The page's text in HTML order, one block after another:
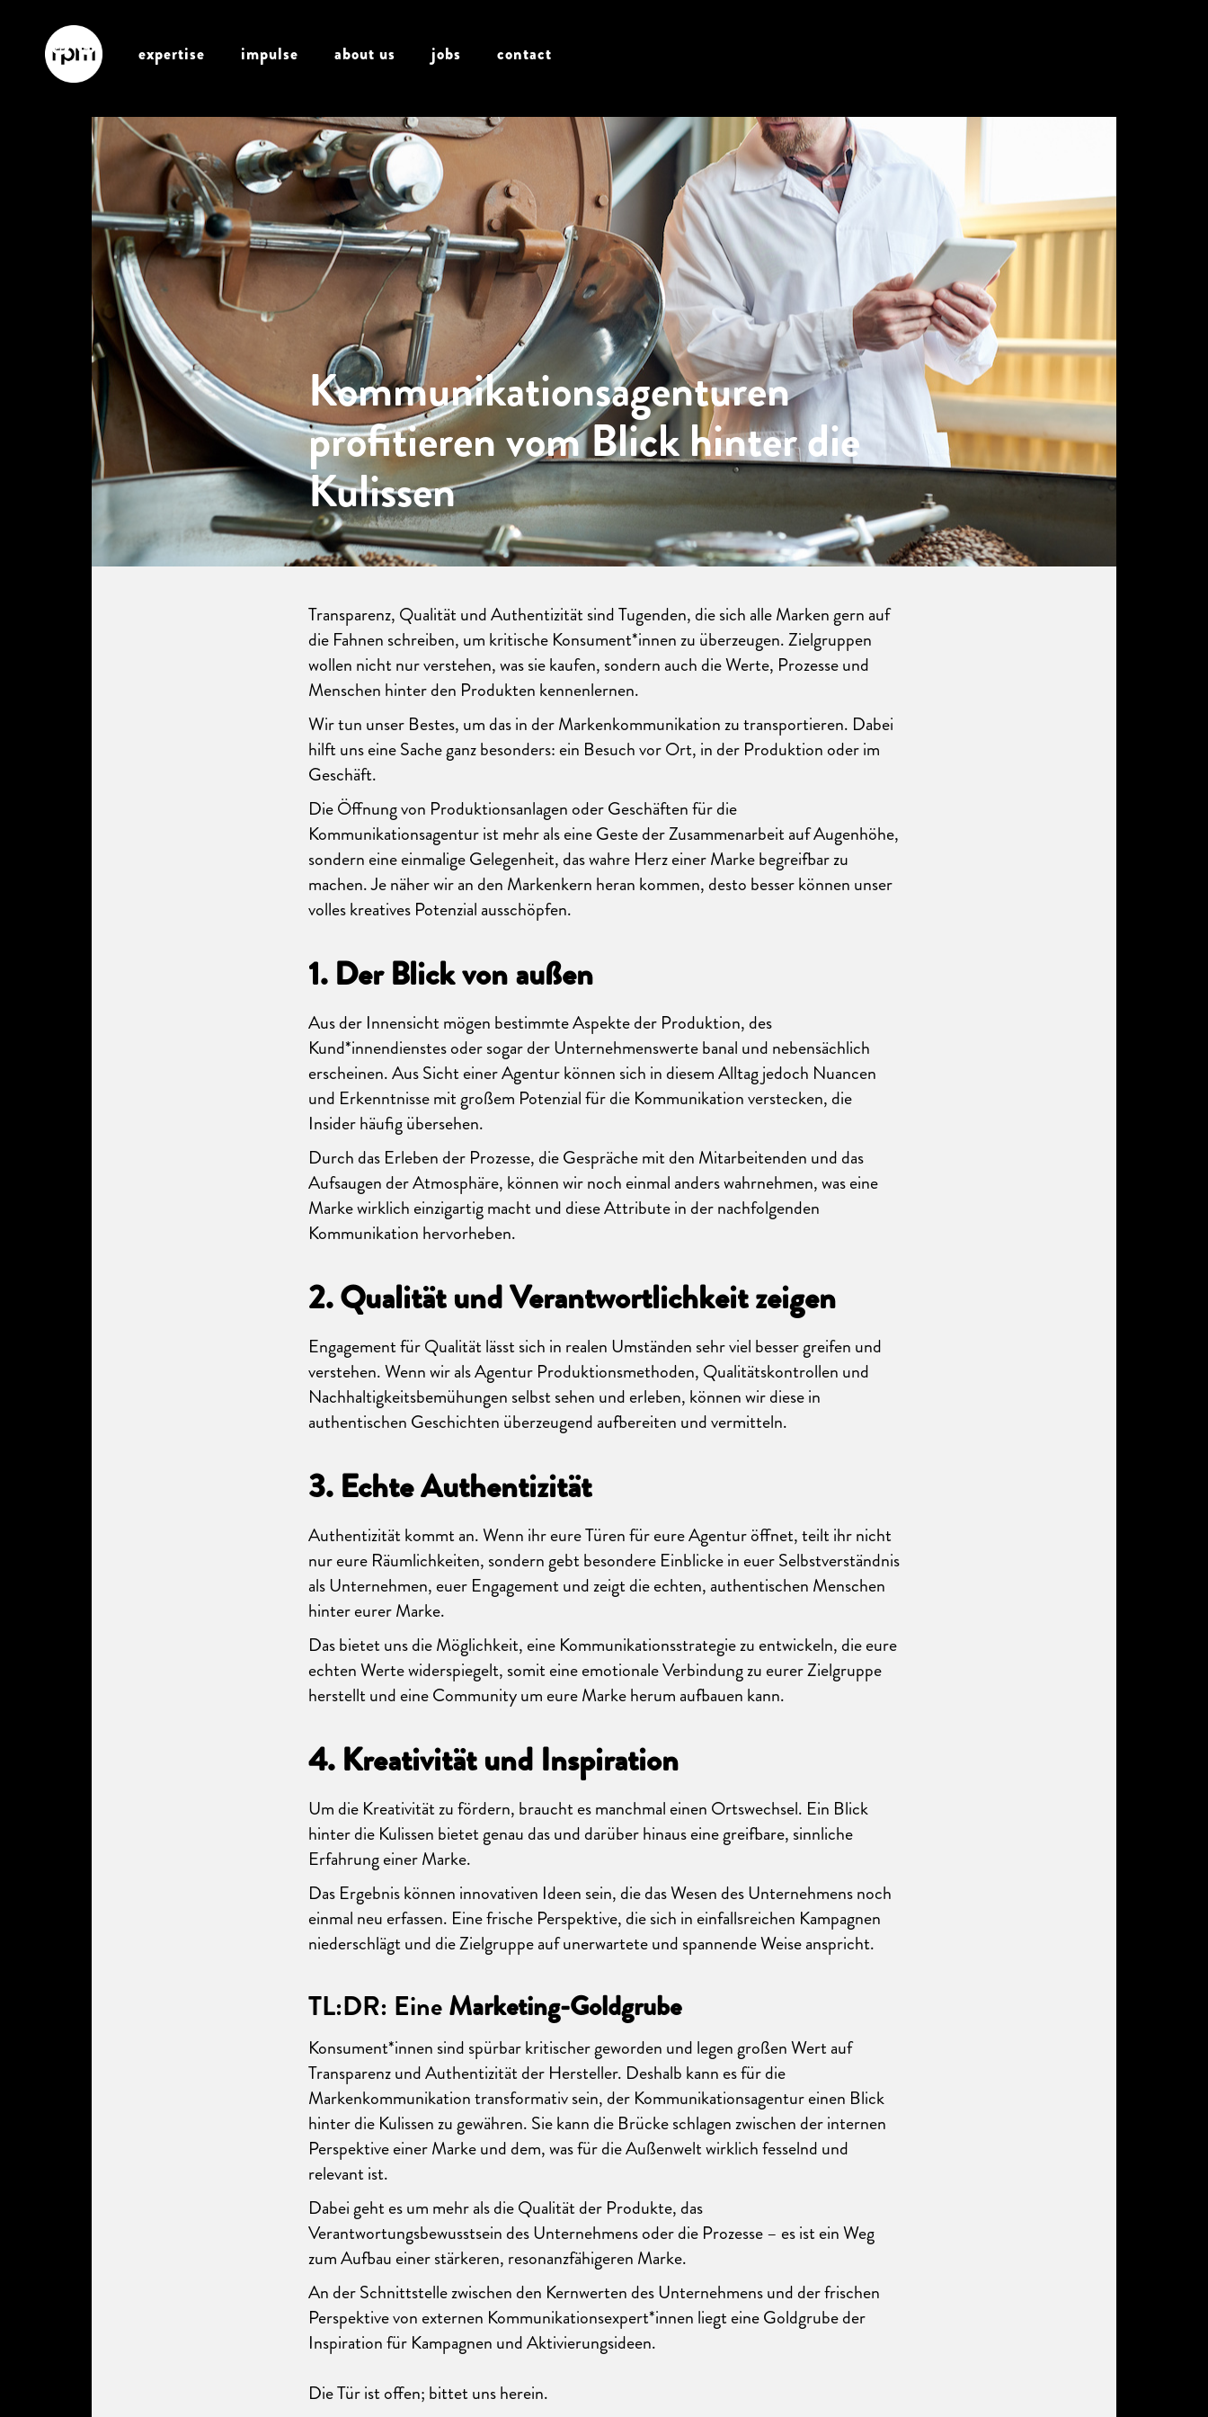
expertise impulse about us jobs contact
Kommunikationsagenturen
profitieren vom Blick hinter die
Kulissen
Transparenz, Qualität und Authentizität sind Tugenden, die sich alle Marken gern auf
die Fahnen schreiben, um kritische Konsument*innen zu überzeugen. Zielgruppen
wollen nicht nur verstehen, was sie kaufen, sondern auch die Werte, Prozesse und
Menschen hinter den Produkten kennenlernen.
Wir tun unser Bestes, um das in der Markenkommunikation zu transportieren. Dabei
hilft uns eine Sache ganz besonders: ein Besuch vor Ort, in der Produktion oder im
Geschäft.
Die Öffnung von Produktionsanlagen oder Geschäften für die
Kommunikationsagentur ist mehr als eine Geste der Zusammenarbeit auf Augenhöhe,
sondern eine einmalige Gelegenheit, das wahre Herz einer Marke begreifbar zu
machen. Je näher wir an den Markenkern heran kommen, desto besser können unser
volles kreatives Potenzial ausschöpfen.
1. Der Blick von außen
Aus der Innensicht mögen bestimmte Aspekte der Produktion, des
Kund*innendienstes oder sogar der Unternehmenswerte banal und nebensächlich
erscheinen. Aus Sicht einer Agentur können sich in diesem Alltag jedoch Nuancen
und Erkenntnisse mit großem Potenzial für die Kommunikation verstecken, die
Insider häufig übersehen.
Durch das Erleben der Prozesse, die Gespräche mit den Mitarbeitenden und das
Aufsaugen der Atmosphäre, können wir noch einmal anders wahrnehmen, was eine
Marke wirklich einzigartig macht und diese Attribute in der nachfolgenden
Kommunikation hervorheben.
2. Qualität und Verantwortlichkeit zeigen
Engagement für Qualität lässt sich in realen Umständen sehr viel besser greifen und
verstehen. Wenn wir als Agentur Produktionsmethoden, Qualitätskontrollen und
Nachhaltigkeitsbemühungen selbst sehen und erleben, können wir diese in
authentischen Geschichten überzeugend aufbereiten und vermitteln.
3. Echte Authentizität
Authentizität kommt an. Wenn ihr eure Türen für eure Agentur öffnet, teilt ihr nicht
nur eure Räumlichkeiten, sondern gebt besondere Einblicke in euer Selbstverständnis
als Unternehmen, euer Engagement und zeigt die echten, authentischen Menschen
hinter eurer Marke.
Das bietet uns die Möglichkeit, eine Kommunikationsstrategie zu entwickeln, die eure
echten Werte widerspiegelt, somit eine emotionale Verbindung zu eurer Zielgruppe
herstellt und eine Community um eure Marke herum aufbauen kann.
4. Kreativität und Inspiration
Um die Kreativität zu fördern, braucht es manchmal einen Ortswechsel. Ein Blick
hinter die Kulissen bietet genau das und darüber hinaus eine greifbare, sinnliche
Erfahrung einer Marke.
Das Ergebnis können innovativen Ideen sein, die das Wesen des Unternehmens noch
einmal neu erfassen. Eine frische Perspektive, die sich in einfallsreichen Kampagnen
niederschlägt und die Zielgruppe auf unerwartete und spannende Weise anspricht.
TL:DR: EineMarketing-Goldgrube
Konsument*innen sind spürbar kritischer geworden und legen großen Wert auf
Transparenz und Authentizität der Hersteller. Deshalb kann es für die
Markenkommunikation transformativ sein, der Kommunikationsagentur einen Blick
hinter die Kulissen zu gewähren. Sie kann die Brücke schlagen zwischen der internen
Perspektive einer Marke und dem, was für die Außenwelt wirklich fesselnd und
relevant ist.
Dabei geht es um mehr als die Qualität der Produkte, das
Verantwortungsbewusstsein des Unternehmens oder die Prozesse – es ist ein Weg
zum Aufbau einer stärkeren, resonanzfähigeren Marke.
An der Schnittstelle zwischen den Kernwerten des Unternehmens und der frischen
Perspektive von externen Kommunikationsexpert*innen liegt eine Goldgrube der
Inspiration für Kampagnen und Aktivierungsideen.
Die Tür ist offen; bittet uns herein.